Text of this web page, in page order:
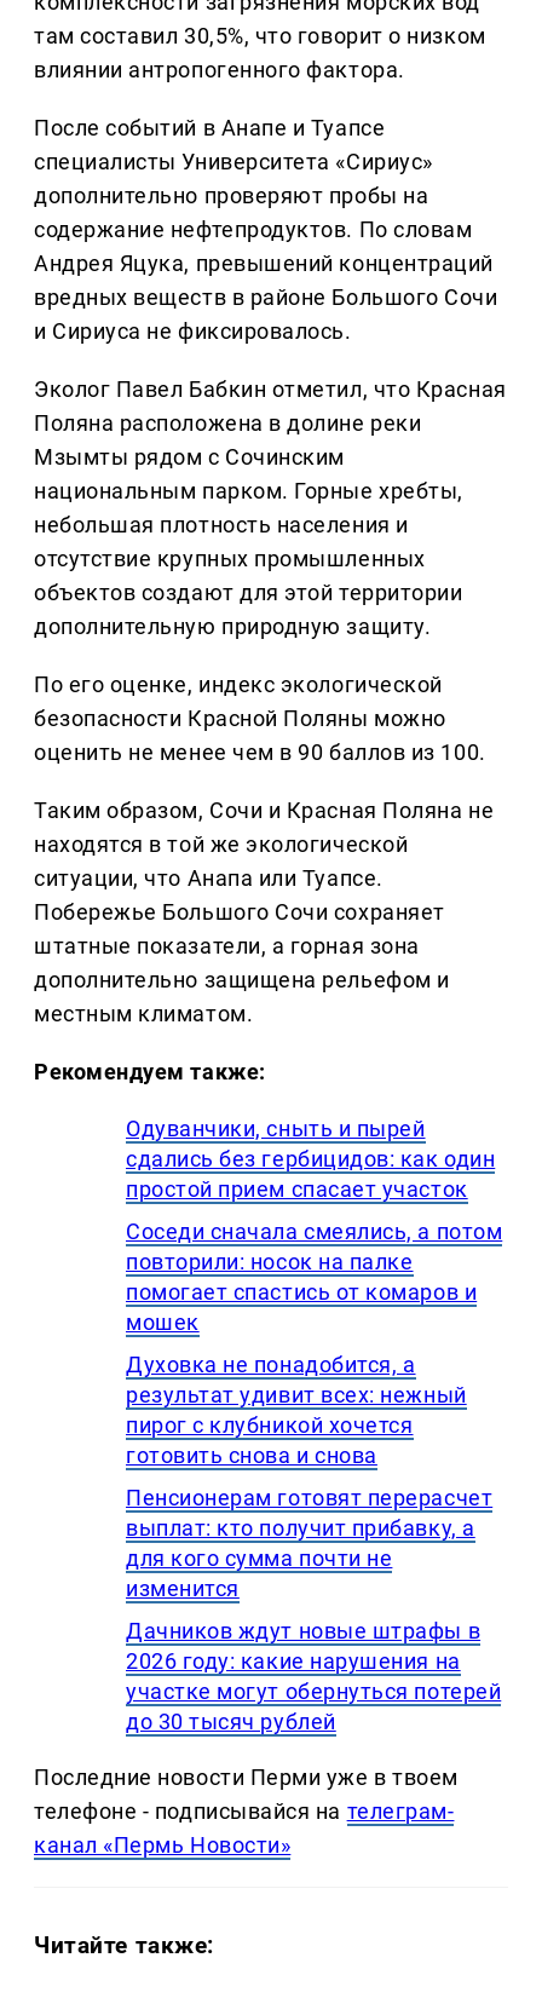
там составил 30,5%, что говорит о низком
влиянии антропогенного фактора.
После событий в Анапе и Туапсе
специалисты Университета «Сириус»
дополнительно проверяют пробы на
содержание нефтепродуктов. По словам
Андрея Яцука, превышений концентраций
вредных веществ в районе Большого Сочи
и Сириуса не фиксировалось.
Эколог Павел Бабкин отметил, что Красная
Поляна расположена в долине реки
Мзымты рядом с Сочинским
национальным парком. Горные хребты,
небольшая плотность населения и
отсутствие крупных промышленных
объектов создают для этой территории
дополнительную природную защиту.
По его оценке, индекс экологической
безопасности Красной Поляны можно
оценить не менее чем в 90 баллов из 100.
Таким образом, Сочи и Красная Поляна не
находятся в той же экологической
ситуации, что Анапа или Туапсе.
Побережье Большого Сочи сохраняет
штатные показатели, а горная зона
дополнительно защищена рельефом и
местным климатом.
Рекомендуем также:
Одуванчики, сныть и пырей
сдались без гербицидов: как один
простой прием спасает участок
Соседи сначала смеялись, а потом
повторили: носок на палке
помогает спастись от комаров и
мошек
Духовка не понадобится, а
результат удивит всех: нежный
пирог с клубникой хочется
готовить снова и снова
Пенсионерам готовят перерасчет
выплат: кто получит прибавку, а
для кого сумма почти не
изменится
Дачников ждут новые штрафы в
2026 году: какие нарушения на
участке могут обернуться потерей
до 30 тысяч рублей
Последние новости Перми уже в твоем
телефоне - подписывайся на телеграм-
канал «Пермь Новости»
Читайте также: